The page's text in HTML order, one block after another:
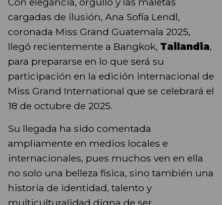
cargadas de ilusión, Ana Sofía Lendl,
coronada Miss Grand Guatemala 2025,
llegó recientemente a Bangkok, Tailandia,
para prepararse en lo que será su
participación en la edición internacional de
Miss Grand International que se celebrará el
18 de octubre de 2025.
Su llegada ha sido comentada
ampliamente en medios locales e
internacionales, pues muchos ven en ella
no solo una belleza física, sino también una
historia de identidad, talento y